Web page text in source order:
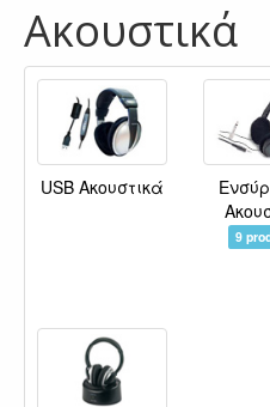
Ακουστικά
USB Ακουστικά
9